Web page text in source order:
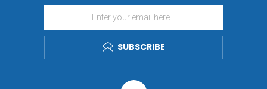
SUBSCRIBE